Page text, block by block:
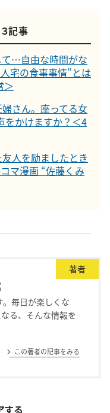
記事
て…自由な時間がな
宅の食事事情”とは
＞
さん。座ってる女
をかけますか？＜4
人を励ましたとき
マ漫画 “佐藤くみ
著者
毎日が楽しくな
る、そんな情報を
この著者の記事をみる
する